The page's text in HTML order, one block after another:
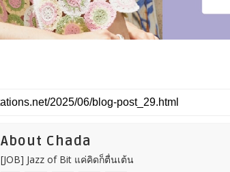
About Chada
[JOB] Jazz of Bit แค่คิดก็ตื่นเต้น